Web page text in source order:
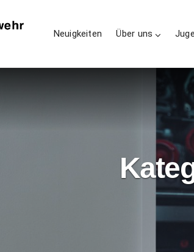
Neuigkeiten Über uns